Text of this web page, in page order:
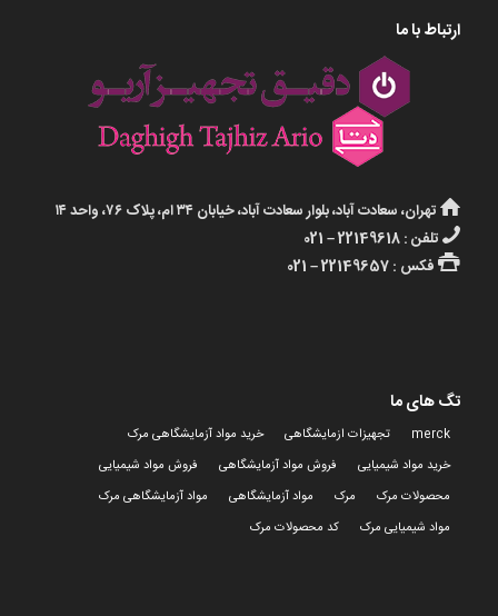
ارتباط با ما
تهران، سعادت آباد، بلوار سعادت آباد، خیابان ۳۴ ام، پلاک ۷۶، واحد ۱۴
تلفن : 22149618 – 021
فکس : 22149657 – 021
تگ های ما
merck تجهیزات ازمایشگاهی
خرید مواد آزمایشگاهی مرک
خرید مواد شیمیایی
فروش مواد آزمایشگاهی
فروش مواد شیمیایی
محصولات مرک
مرک مواد آزمایشگاهی
مواد آزمایشگاهی مرک
مواد شیمیایی مرک
کد محصولات مرک